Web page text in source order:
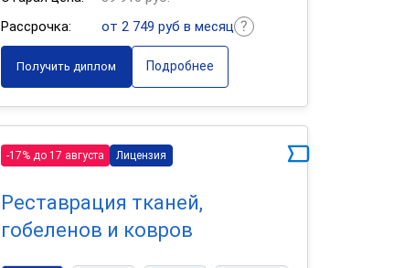
Рассрочка:
от 2 749 руб в месяц
Получить диплом Подробнее
-17% до 17 августа Лицензия
Реставрация тканей,
гобеленов и ковров